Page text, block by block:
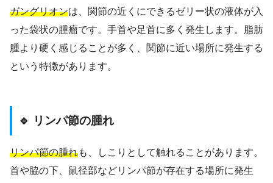
ガングリオンは、関節の近くにできるゼリー状の液体が入
った袋状の腫瘤です。手首や足首に多く発生します。脂肪
腫より硬く感じることが多く、関節に近い場所に発生する
という特徴があります。
🔹 リンパ節の腫れ
リンパ節の腫れも、しこりとして触れることがあります。
首や脇の下、鼠径部などリンパ節が存在する場所に発生